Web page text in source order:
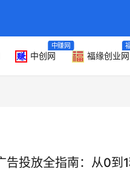
中创网
中赚网
福缘创业网
告投放全指南：从0到